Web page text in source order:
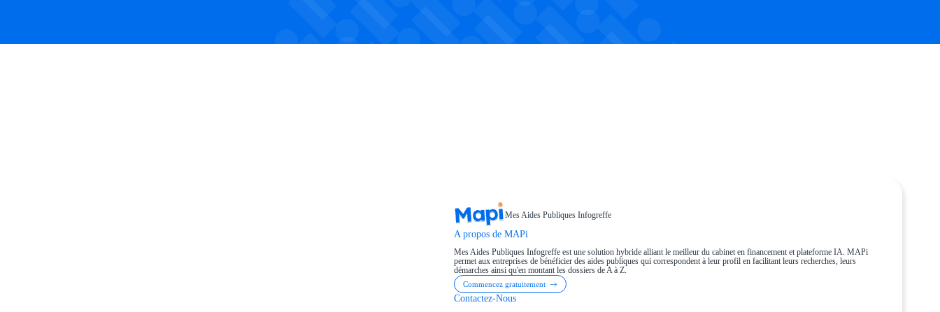
Mes Aides Publiques Infogreffe
A propos de MAPi
Mes Aides Publiques Infogreffe est une solution hybride alliant le meilleur du cabinet en financement et plateforme IA. MAPi
permet aux entreprises de bénéficier des aides publiques qui correspondent à leur profil en facilitant leurs recherches, leurs
démarches ainsi qu'en montant les dossiers de A à Z.
Commencez gratuitement
Contactez-Nous